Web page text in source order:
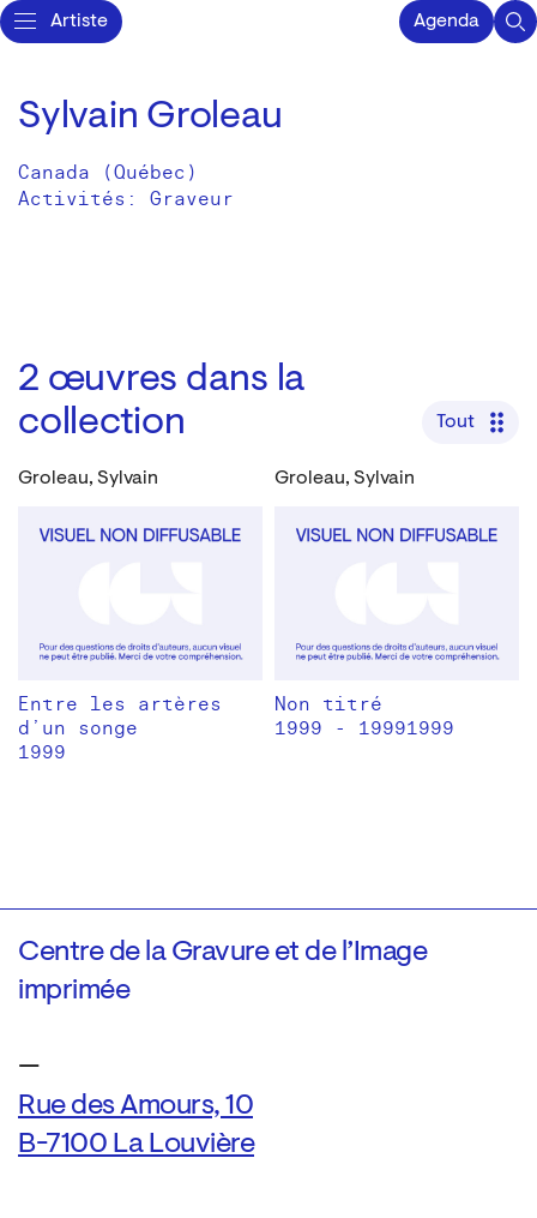
Artiste Agenda
Sylvain Groleau
Canada (Québec)
Activités: Graveur
2 œuvres dans la
collection
Tout
Groleau, Sylvain
Entre les artères
d’un songe
1999
Groleau, Sylvain
Non titré
1999 - 19991999
Centre de la Gravure et de l’Image
imprimée
—
Rue des Amours, 10
B-7100 La Louvière